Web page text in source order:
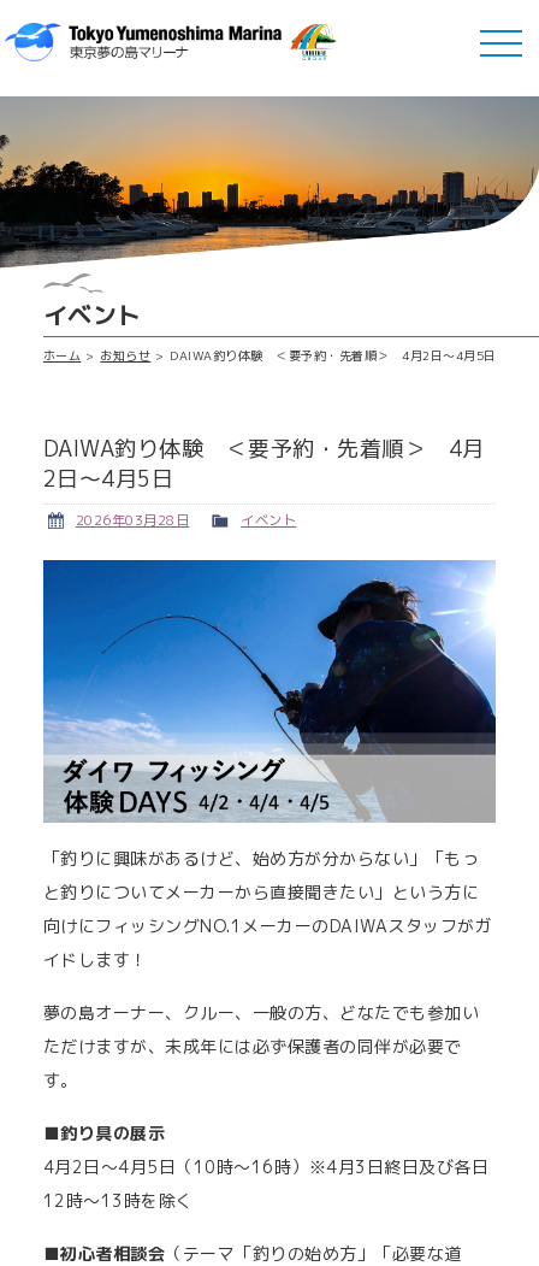
イベント
ホーム お知らせ DAIWA釣り体験 ＜要予約・先着順＞ 4月2日～4月5日
DAIWA釣り体験 ＜要予約・先着順＞ 4月
2日～4月5日
2026年03月28日 イベント
「釣りに興味があるけど、始め方が分からない」「もっ
と釣りについてメーカーから直接聞きたい」という方に
向けにフィッシングNO.1メーカーのDAIWAスタッフがガ
イドします！
夢の島オーナー、クルー、一般の方、どなたでも参加い
ただけますが、未成年には必ず保護者の同伴が必要で
す。
■釣り具の展示
4月2日～4月5日（10時～16時）※4月3日終日及び各日
12時～13時を除く
■初心者相談会 （テーマ「釣りの始め方」「必要な道